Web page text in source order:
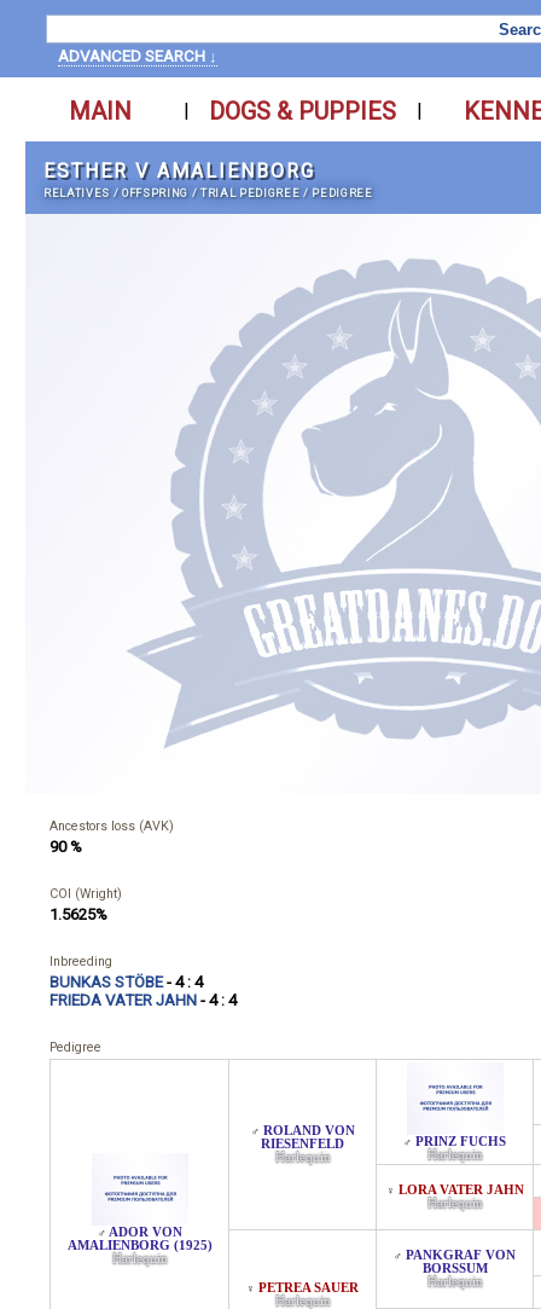
ADVANCED SEARCH ↓
MAIN | DOGS & PUPPIES |
ESTHER V AMALIENBORG
RELATIVES /OFFSPRING /TRIAL PEDIGREE / PEDIGREE
Ancestors loss (AVK)
90 %
COI (Wright)
1.5625%
Inbreeding
BUNKAS STÖBE- 4 : 4
FRIEDA VATER JAHN - 4 : 4
Pedigree
♂ ADOR VON
AMALIENBORG (1925)
Harlequin
♂ ROLAND VON
RIESENFELD
Harlequin
♂ PRINZ FUCHS
Harlequin
♀ LORA VATER JAHN
Harlequin
♀ PETREA SAUER
Harlequin
♂ PANKGRAF VON
BORSSUM
Harlequin